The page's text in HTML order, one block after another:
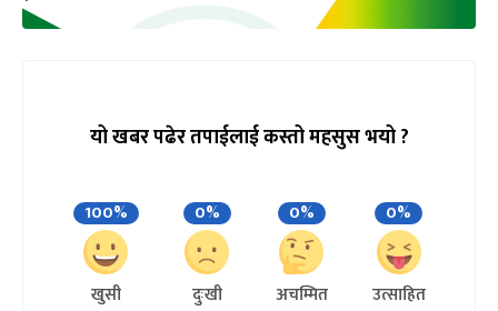
यो खबर पढेर तपाईलाई कस्तो महसुस भयो ?
100%
खुसी
0%
दुःखी
0%
अचम्मित
0%
उत्साहित